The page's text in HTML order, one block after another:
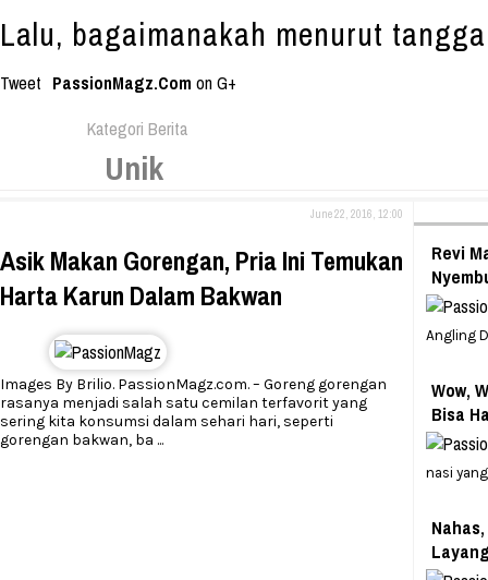
Lalu, bagaimanakah menurut
Tweet PassionMagz.Com on G+
Kategori Berita
Unik
June 22, 2016, 12:00
Asik Makan Gorengan, Pria Ini Temukan
Harta Karun Dalam Bakwan
Images By Brilio. PassionMagz.com. – Goreng gorengan
rasanya menjadi salah satu cemilan terfavorit yang
sering kita konsumsi dalam sehari hari, seperti
gorengan bakwan, ba ...
Revi
Angling
Wow,
Bisa
nasi